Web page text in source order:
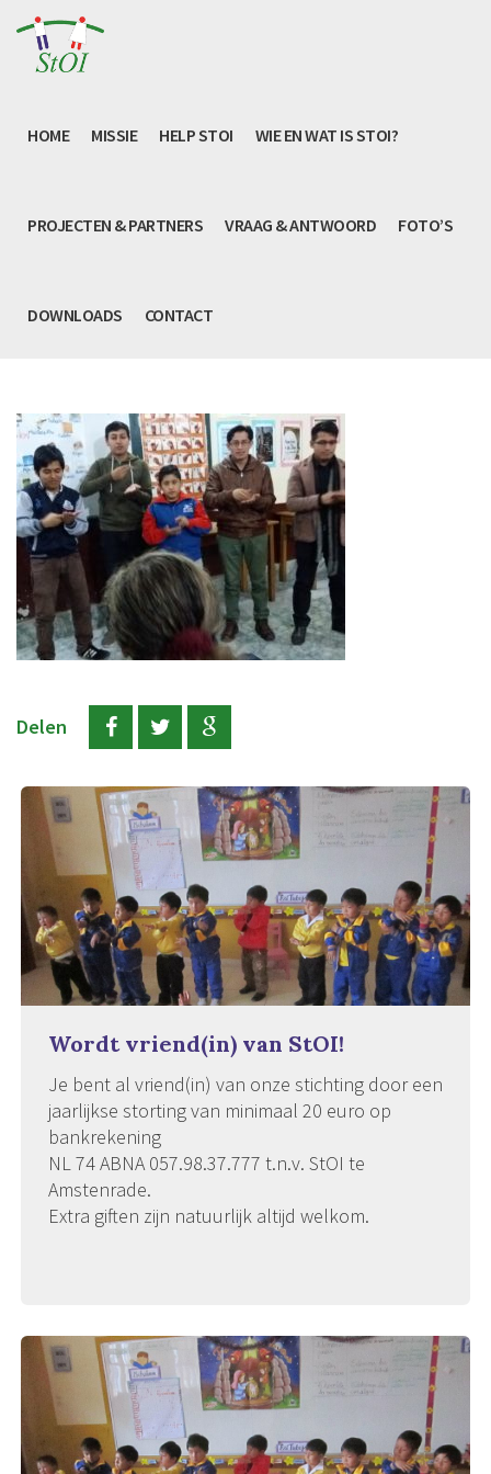
HOME MISSIE HELP STOI WIE EN WAT IS STOI?
PROJECTEN & PARTNERS VRAAG & ANTWOORD FOTO’S
DOWNLOADS CONTACT
Delen
Wordt vriend(in) van StOI!
Je bent al vriend(in) van onze stichting door een
jaarlijkse storting van minimaal 20 euro op
bankrekening
NL 74 ABNA 057.98.37.777 t.n.v. StOI te
Amstenrade.
Extra giften zijn natuurlijk altijd welkom.